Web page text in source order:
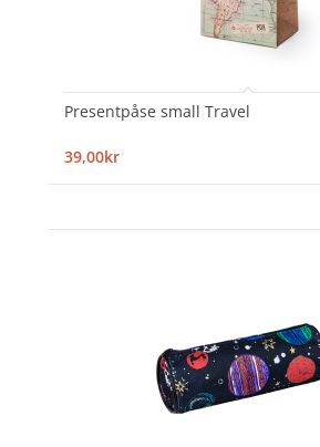
Presentpåse small Travel
39,00kr